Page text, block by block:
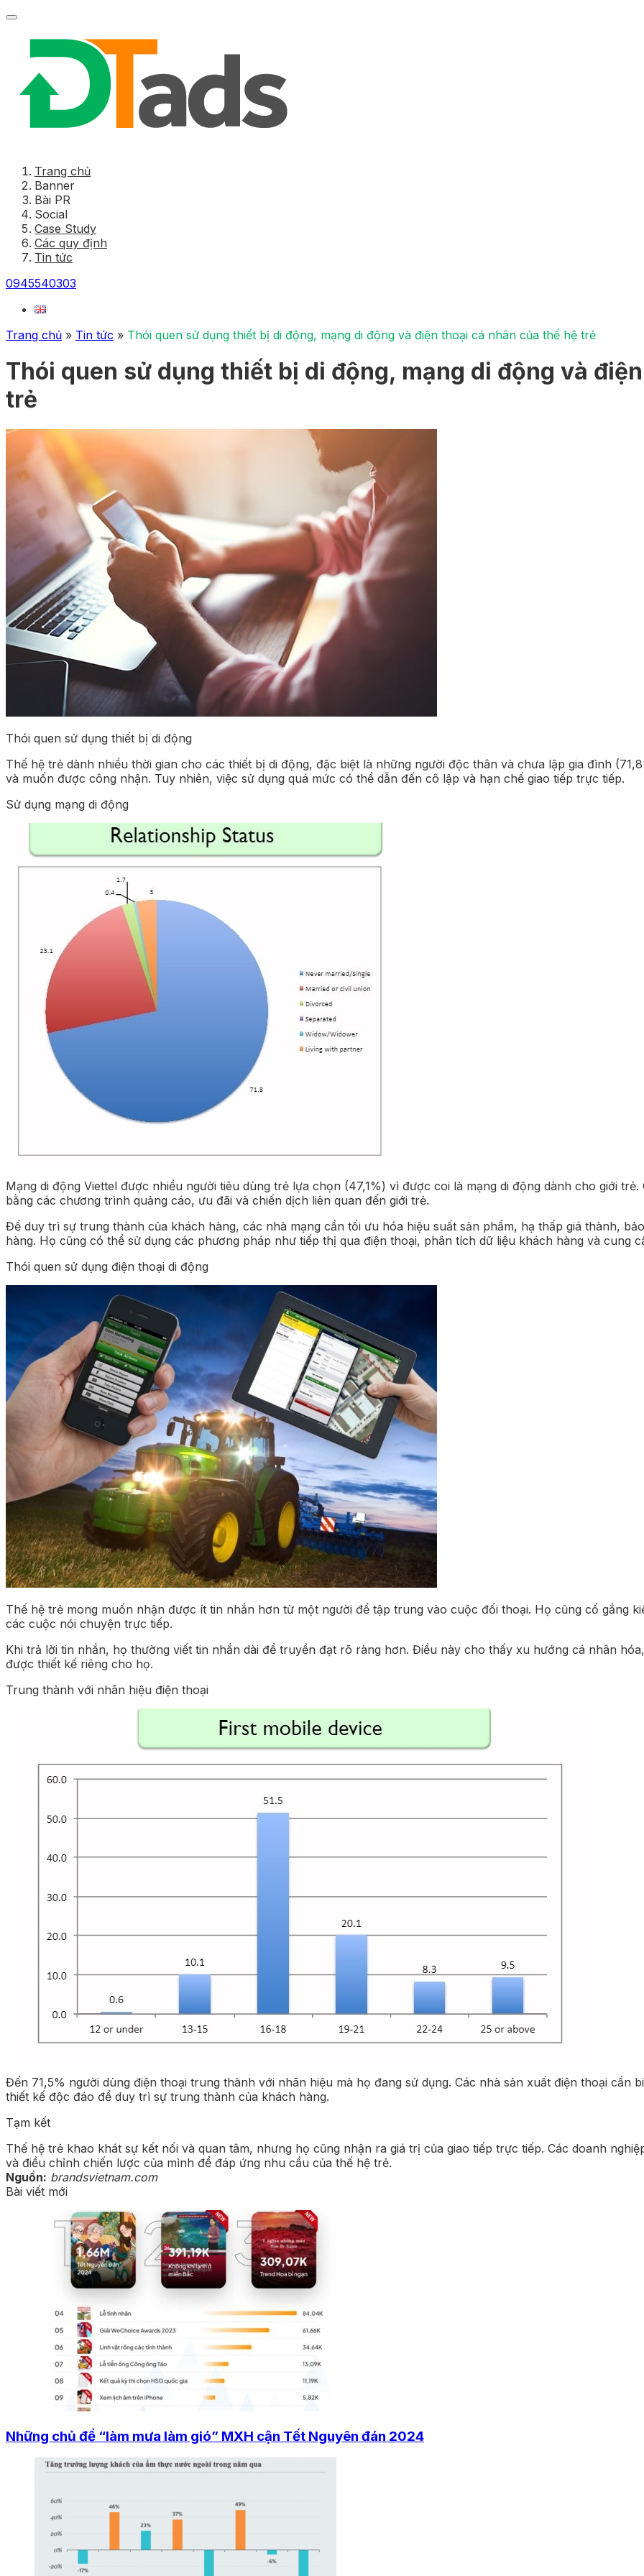
Trang chủ
Banner
Bài PR
Social
Case Study
Các quy định
Tin tức
0945540303
Trang chủ » Tin tức » Thói quen sử dụng thiết bị di động, mạng di động và điện thoại cá nhân của thế hệ trẻ
Thói quen sử dụng thiết bị di động, mạng di động và
trẻ
Thói quen sử dụng thiết bị di động
Thế hệ trẻ dành nhiều thời gian cho các thiết bị di động, đặc biệt là những người độc thân và chưa lập gia đình
và muốn được công nhận. Tuy nhiên, việc sử dụng quá mức có thể dẫn đến cô lập và hạn chế giao tiếp trực tiếp.
Sử dụng mạng di động
Mạng di động Viettel được nhiều người tiêu dùng trẻ lựa chọn (47,1%) vì được coi là mạng di động dành cho giới
bằng các chương trình quảng cáo, ưu đãi và chiến dịch liên quan đến giới trẻ.
Để duy trì sự trung thành của khách hàng, các nhà mạng cần tối ưu hóa hiệu suất sản phẩm, hạ thấp giá thành,
hàng. Họ cũng có thể sử dụng các phương pháp như tiếp thị qua điện thoại, phân tích dữ liệu khách hàng và cung
Thói quen sử dụng điện thoại di động
Thế hệ trẻ mong muốn nhận được ít tin nhắn hơn từ một người để tập trung vào cuộc đối thoại. Họ cũng cố gắng
các cuộc nói chuyện trực tiếp.
Khi trả lời tin nhắn, họ thường viết tin nhắn dài để truyền đạt rõ ràng hơn. Điều này cho thấy xu hướng cá nhân
được thiết kế riêng cho họ.
Trung thành với nhãn hiệu điện thoại
Đến 71,5% người dùng điện thoại trung thành với nhãn hiệu mà họ đang sử dụng. Các nhà sản xuất điện thoại cần
thiết kế độc đáo để duy trì sự trung thành của khách hàng.
Tạm kết
Thế hệ trẻ khao khát sự kết nối và quan tâm, nhưng họ cũng nhận ra giá trị của giao tiếp trực tiếp. Các doanh
và điều chỉnh chiến lược của mình để đáp ứng nhu cầu của thế hệ trẻ.
Nguồn: brandsvietnam.com
Bài viết mới
Những chủ đề “làm mưa làm gió” MXH cận Tết Nguyên đán 2024